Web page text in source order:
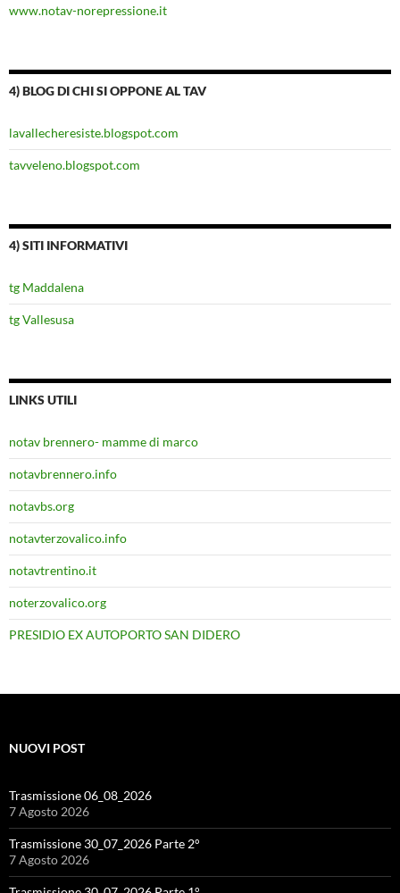
www.notav-norepressione.it
4) BLOG DI CHI SI OPPONE AL TAV
lavallecheresiste.blogspot.com
tavveleno.blogspot.com
4) SITI INFORMATIVI
tg Maddalena
tg Vallesusa
LINKS UTILI
notav brennero- mamme di marco
notavbrennero.info
notavbs.org
notavterzovalico.info
notavtrentino.it
noterzovalico.org
PRESIDIO EX AUTOPORTO SAN DIDERO
NUOVI POST
Trasmissione 06_08_2026
7 Agosto 2026
Trasmissione 30_07_2026 Parte 2°
7 Agosto 2026